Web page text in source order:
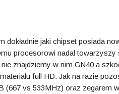
dokładnie jaki chipset posiada
procesorowi nadal
znajdziemy w nim GN40 a
full HD. Jak na razie
(667 vs 533MHz) oraz zegarem